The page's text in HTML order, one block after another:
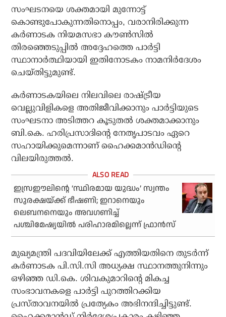
സംഘടനയെ ശക്തമായി മുന്നോട്ട്
കൊണ്ടുപോകുന്നതിനൊപ്പം, വരാനിരിക്കുന്ന
കർണാടക നിയമസഭാ കൗൺസിൽ
തിരഞ്ഞെടുപ്പിൽ അദ്ദേഹത്തെ പാർട്ടി
സ്ഥാനാർത്ഥിയായി ഇതിനോടകം നാമനിർദേശം
ചെയ്തിട്ടുമുണ്ട്.
കർണാടകയിലെ നിലവിലെ രാഷ്ട്രീയ
വെല്ലുവിളികളെ അതിജീവിക്കാനും പാർട്ടിയുടെ
സംഘടനാ അടിത്തറ കൂടുതൽ ശക്തമാക്കാനും
ബി.കെ. ഹരിപ്രസാദിന്റെ നേതൃപാടവം ഏറെ
സഹായിക്കുമെന്നാണ് ഹൈക്കമാൻഡിന്റെ
വിലയിരുത്തൽ.
ഇസ്രഈലിന്റെ ‘സ്ഥിരമായ യുദ്ധം’ സ്വന്തം
സുരക്ഷയ്ക്ക് ഭീഷണി; ഇറാനെയും
ലെബനനെയും അവഗണിച്ച്
പശ്ചിമേഷ്യയിൽ പരിഹാരമില്ലെന്ന് ഫ്രാൻസ്
മുഖ്യമന്ത്രി പദവിയിലേക്ക് എത്തിയതിനെ തുടർന്ന്
കർണാടക പി.സി.സി അധ്യക്ഷ സ്ഥാനത്തുനിന്നും
ഒഴിഞ്ഞ ഡി.കെ. ശിവകുമാറിന്റെ മികച്ച
സംഭാവനകളെ പാർട്ടി പുറത്തിറക്കിയ
പ്രസ്താവനയിൽ പ്രത്യേകം അഭിനന്ദിച്ചിട്ടുണ്ട്.